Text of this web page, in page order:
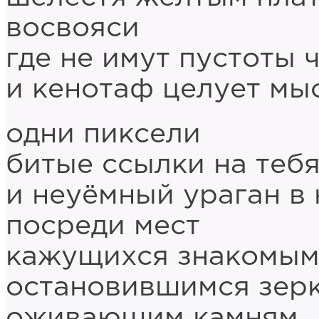
восвояси
где не имут пустоты
и кенотаф целует
одни пиксели
битые ссылки на
и неуёмный ураган в
посреди мест
кажущихся
остановившимся